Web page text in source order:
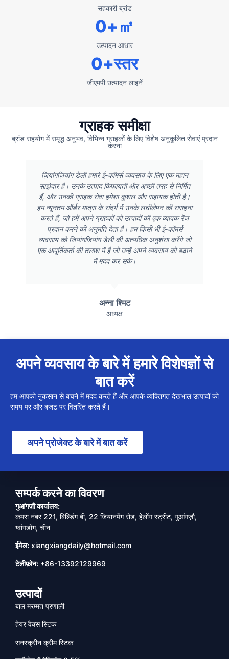
सहकारी ब्रांड
उत्पादन आधार
0+㎡
जीएमपी उत्पादन लाइनें
0+स्तर
ग्राहक समीक्षा
ब्रांड सहयोग में समृद्ध अनुभव, विभिन्न ग्राहकों के लिए विशेष अनुकूलित सेवाएं प्रदान
करना
ज़ियांगज़ियांग डेली हमारे ई-कॉमर्स व्यवसाय के लिए एक महान
साझेदार है। उनके उत्पाद किफायती और अच्छी तरह से निर्मित
हैं, और उनकी ग्राहक सेवा हमेशा कुशल और सहायक होती है।
हम न्यूनतम ऑर्डर मात्रा के संदर्भ में उनके लचीलेपन की सराहना
करते हैं, जो हमें अपने ग्राहकों को उत्पादों की एक व्यापक रेंज
प्रदान करने की अनुमति देता है। हम किसी भी ई-कॉमर्स
व्यवसाय को जियांगजियांग डेली की अत्यधिक अनुशंसा करेंगे जो
एक आपूर्तिकर्ता की तलाश में है जो उन्हें अपने व्यवसाय को बढ़ाने
में मदद कर सके।
अन्ना श्मिट
अध्यक्ष
अपने व्यवसाय के बारे में हमारे विशेषज्ञों से
बात करें
हम आपको नुकसान से बचने में मदद करते हैं और आपके व्यक्तिगत देखभाल उत्पादों को
समय पर और बजट पर वितरित करते हैं।
अपने प्रोजेक्ट के बारे में बात करें
सम्पर्क करने का विवरण
गुआंगज़ौ कार्यालय:
कमरा नंबर 221, बिल्डिंग बी, 22 जियानपेंग रोड, हेलोंग स्ट्रीट, गुआंगज़ौ,
ग्वांगडोंग, चीन
ईमेल: xiangxiangdaily@hotmail.com
टेलीफ़ोन: +86-13392129969
उत्पादों
बाल मरम्मत प्रणाली
हेयर वैक्स स्टिक
सनस्क्रीन क्रीम स्टिक